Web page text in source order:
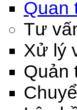
Quan
Tư
Xử lý
Quản